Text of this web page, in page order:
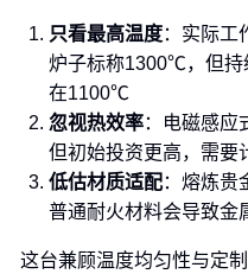
只看最高温度：实际工
炉子标称1300℃，但持
在1100℃
忽视热效率：电磁感应
但初始投资更高，需要
低估材质适配：熔炼贵
普通耐火材料会导致金
这台兼顾温度均匀性与定